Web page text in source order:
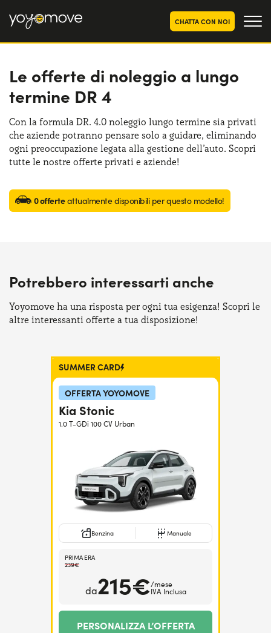
CHATTA CON NOI
OFFERTE NOLEGGIO
LUNGO TERMINE
Privati
Aziende e P.IVA
OFFERTE NOLEGGIO
CHI SIAMO
La nostra storia
COME FUNZIONA
PERCHÉ CONVIENE
Serve assistenza? 800595799
Le offerte di noleggio a lungo
termine DR 4
Con la formula DR. 4.0 noleggio lungo termine sia privati
che aziende potranno pensare solo a guidare, eliminando
ogni preoccupazione legata alla gestione dell’auto. Scopri
tutte le nostre offerte privati e aziende!
0 offerteattualmente disponibili per questo modello!
Potrebbero interessarti anche
Yoyomove ha una risposta per ogni tua esigenza! Scopri le
altre interessanti offerte a tua disposizione!
SUMMER CARD
OFFERTA YOYOMOVE
Kia Stonic
1.0 T-GDi 100 CV Urban
Benzina Manuale
PRIMA ERA
239€
da215€/mese
IVA Inclusa
PERSONALIZZA L’OFFERTA